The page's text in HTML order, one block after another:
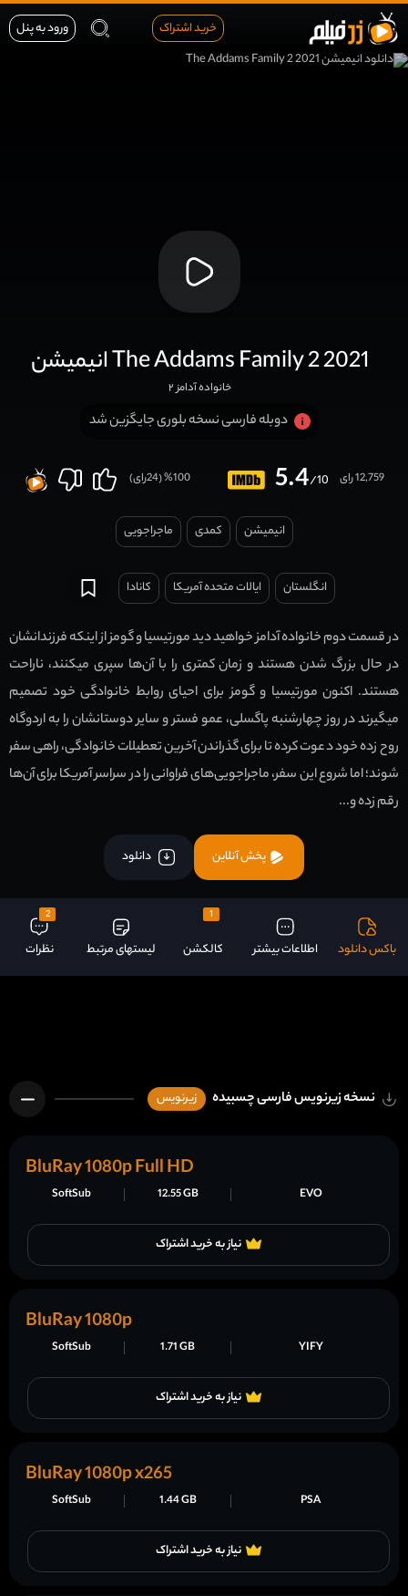
خرید اشتراک ورود به پنل
انیمیشن The Addams Family 2 2021
خانواده آدامز ۲
دوبله فارسی نسخه بلوری جایگزین شد
5.4/10 12,759 رای 100
% (
24رای)
انیمیشن کمدی ماجراجویی
انگلستان ایالات متحده آمریکا کانادا
در قسمت دوم خانواده آدامز خواهید دید مورتیسیا و گومز از اینکه فرزندانشان
در حال بزرگ شدن هستند و زمان کمتری را با آن‌ها سپری میکنند، ناراحت
هستند. اکنون مورتیسیا و گومز برای احیای روابط خانوادگی خود تصمیم
میگیرند در روز چهارشنبه پاگسلی، عمو فستر و سایر دوستانشان را به اردوگاه
روح زده خود دعوت کرده تا برای گذراندن آخرین تعطیلات خانوادگی، راهی سفر
شوند؛ اما شروع این سفر، ماجراجویی‌های فراوانی را در سراسر آمریکا برای آن‌ها
رقم زده و...
پخش آنلاین دانلود
باکس دانلود اطلاعات بیشتر
1
کالکشن لیستهای مرتبط
2
نظرات
نسخه زیرنویس فارسی چسبیده زیرنویس
نیاز به خرید اشتراک
EVO
12.55 GB
SoftSub
BluRay 1080p Full HD
نیاز به خرید اشتراک
YIFY
1.71 GB
SoftSub
BluRay 1080p
نیاز به خرید اشتراک
PSA
1.44 GB
SoftSub
BluRay 1080p x265